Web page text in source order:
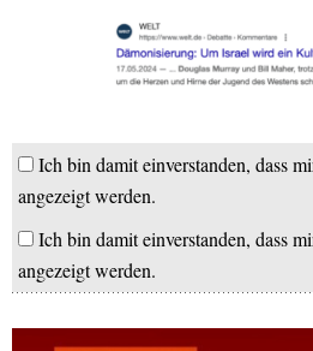
Ich bin damit einverstanden, dass
angezeigt werden.
Ich bin damit einverstanden, dass
angezeigt werden.